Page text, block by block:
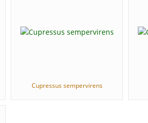
Cupressus sempervirens